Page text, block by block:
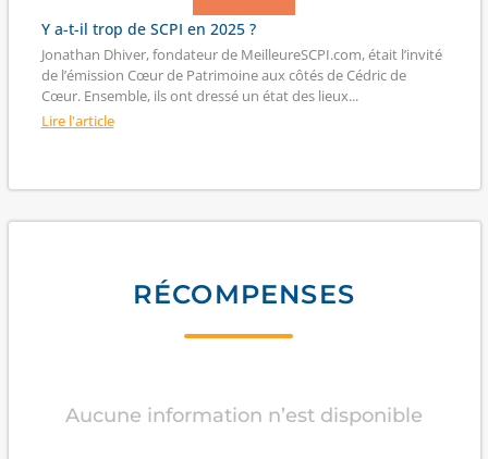
Y a-t-il trop de SCPI en 2025 ?
Jonathan Dhiver, fondateur de MeilleureSCPI.com, était l’invité
de l’émission Cœur de Patrimoine aux côtés de Cédric de
Cœur. Ensemble, ils ont dressé un état des lieux...
Lire l'article
RÉCOMPENSES
Aucune information n’est disponible